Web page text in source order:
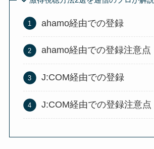
ahamo経由での登録
ahamo経由での登録注意点
J:COM経由での登録
J:COM経由での登録注意点